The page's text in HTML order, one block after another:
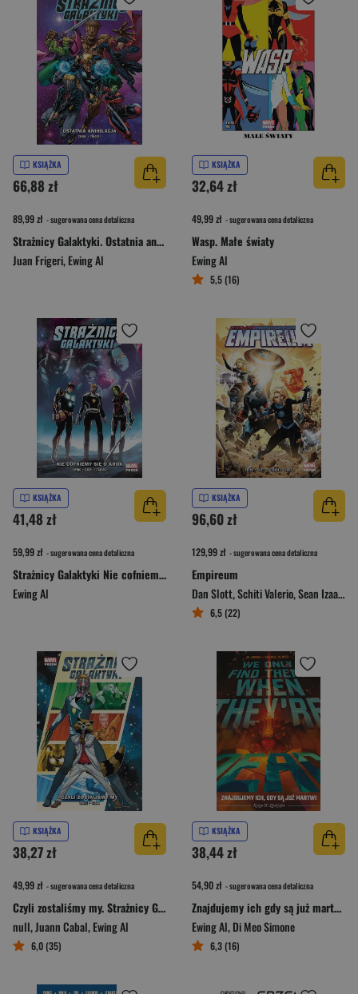
KSIĄŻKA
66,88 zł
89,99 zł - sugerowana cena detaliczna
Strażnicy Galaktyki. Ostatnia anihilacja. Marvel Fresh. Tom 3
Juan Frigeri,Ewing Al
KSIĄŻKA
32,64 zł
49,99 zł - sugerowana cena detaliczna
Wasp. Małe światy
Ewing Al
5,5 (16)
KSIĄŻKA
41,48 zł
59,99 zł - sugerowana cena detaliczna
Strażnicy Galaktyki Nie cofniemy się o krok Tom 2
Ewing Al
KSIĄŻKA
96,60 zł
129,99 zł - sugerowana cena detaliczna
Empireum
Dan Slott,Schiti Valerio,Sean Izaakse
6,5 (22)
KSIĄŻKA
38,27 zł
49,99 zł - sugerowana cena detaliczna
Czyli zostaliśmy my. Strażnicy Galaktyki. Tom 1
null,Juann Cabal,Ewing Al
6,0 (35)
KSIĄŻKA
38,44 zł
54,90 zł - sugerowana cena detaliczna
Znajdujemy ich gdy są już martwi Tom 2 Złodziejka
Ewing Al,Di Meo Simone
6,3 (16)